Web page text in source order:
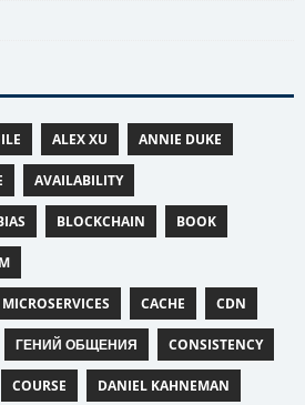
ALEX XU ANNIE DUKE
AVAILABILITY
BLOCKCHAIN BOOK
CACHE CDN
ГЕНИЙ ОБЩЕНИЯ CONSISTENCY
COURSE DANIEL KAHNEMAN